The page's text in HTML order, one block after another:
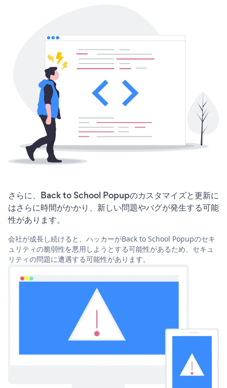
さらに、Back to School Popupのカスタマイズと更新に
はさらに時間がかかり、新しい問題やバグが発生する可能
性があります。
会社が成長し続けると、ハッカーがBack to School Popupのセキ
ュリティの脆弱性を悪用しようとする可能性があるため、セキュ
リティの問題に遭遇する可能性があります。